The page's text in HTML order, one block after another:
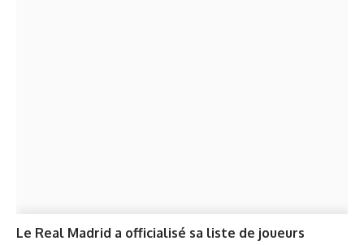
Le Real Madrid a officialisé sa liste de joueurs